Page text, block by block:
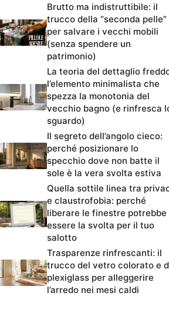
Brutto ma indistruttibile: il
trucco della “seconda pelle”
per salvare i vecchi mobili
(senza spendere un
patrimonio)
La teoria del dettaglio
l’elemento minimalista che
spezza la monotonia del
vecchio bagno (e rinfresca
sguardo)
Il segreto dell’angolo cieco:
perché posizionare lo
specchio dove non batte il
sole è la vera svolta estiva
Quella sottile linea tra
e claustrofobia: perché
liberare le finestre potrebbe
essere la svolta per il tuo
salotto
Trasparenze rinfrescanti: il
trucco del vetro colorato e
plexiglass per alleggerire
l’arredo nei mesi caldi